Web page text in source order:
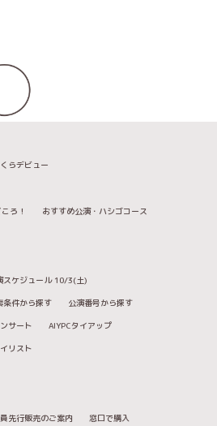
らデビュー
ろ！
おすすめ公演・ハシゴコース
スケジュール 10/3(土)
条件から探す
公演番号から探す
サート
AIYPCタイアップ
リスト
先行販売のご案内
窓口で購入